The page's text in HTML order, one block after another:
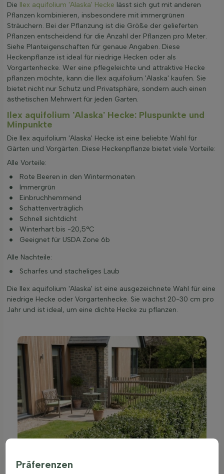
Die Ilex aquifolium 'Alaska' Hecke lässt sich gut mit anderen
Pflanzen kombinieren, insbesondere mit immergrünen
Sträuchern. Bei der Pflanzung ist die Größe der gelieferten
Pflanzen entscheidend für die Anzahl der Pflanzen pro Meter.
Siehe Planteigenschaften für genaue Angaben. Diese
Heckenpflanze ist ideal für niedrige Hecken oder als
Vorgartenhecke. Wer eine pflegeleichte und attraktive Hecke
pflanzen möchte, kann die Ilex aquifolium 'Alaska' kaufen. Sie
bietet nicht nur Schutz und Privatsphäre, sondern auch einen
ästhetischen Mehrwert für jeden Garten.
Ilex aquifolium 'Alaska' Hecke: Pluspunkte und
Minpunkte
Die Ilex aquifolium 'Alaska' Hecke ist eine beliebte Wahl für
Gärten und Vorgärten. Diese Heckenpflanze bietet viele Vorteile:
Alle Vorteile:
Rote Beeren in den Wintermonaten
Immergrün
Einbruchhemmend
Schattenverträglich
Schnell sichtdicht
Winterhart bis -20,5°C
Geeignet für USDA Zone 6b
Alle Nachteile:
Scharfes und stacheliges Laub
Die Ilex aquifolium 'Alaska' ist eine ausgezeichnete Wahl für eine
niedrige Hecke oder Vorgartenhecke. Sie wächst 20-30 cm pro
Jahr und ist ideal, um eine dichte Hecke zu pflanzen.
Präferenzen